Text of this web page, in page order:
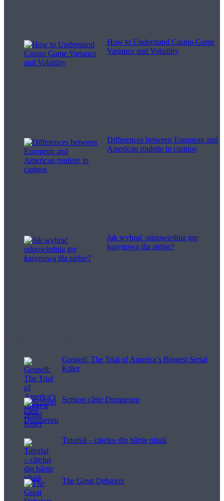
How to Understand Casino Game
Variance and Volatility
Differences between European and
American roulette in casinos
Jak wybrać odpowiednią grę
kasynową dla siebie?
Gosnell: The Trial of America’s Biggest Serial
Killer
Scrisori către Dumnezeu
Tutorial – cățeluș din hârtie pliată
The Great Debaters